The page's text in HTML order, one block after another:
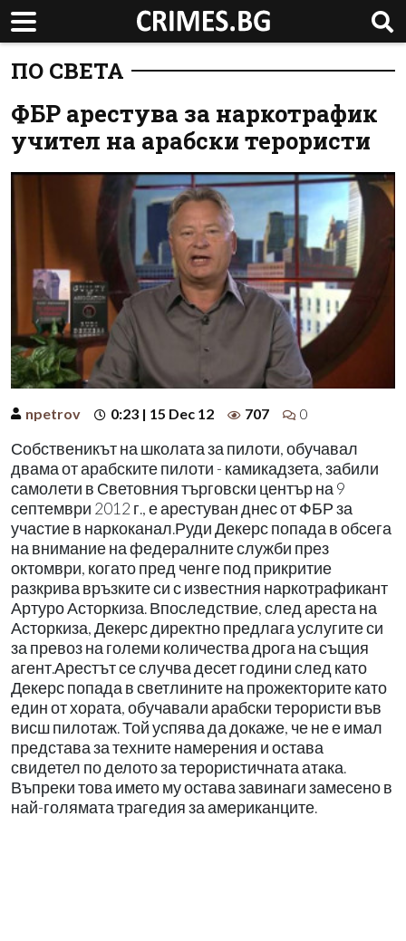
ПО СВЕТА
ФБР арестува за наркотрафик
учител на арабски терористи
npetrov 0:23 | 15 Dec 12 707 0
Собственикът на школата за пилоти, обучавал
двама от арабските пилоти - камикадзета, забили
самолети в Световния търговски център на 9
септември 2012 г., е арестуван днес от ФБР за
участие в наркоканал.Руди Декерс попада в обсега
на внимание на федералните служби през
октомври, когато пред ченге под прикритие
разкрива връзките си с известния наркотрафикант
Артуро Асторкиза. Впоследствие, след ареста на
Асторкиза, Декерс директно предлага услугите си
за превоз на големи количества дрога на същия
агент.Арестът се случва десет години след като
Декерс попада в светлините на прожекторите като
един от хората, обучавали арабски терористи във
висш пилотаж. Той успява да докаже, че не е имал
представа за техните намерения и остава
свидетел по делото за терористичната атака.
Въпреки това името му остава завинаги замесено в
най-голямата трагедия за американците.